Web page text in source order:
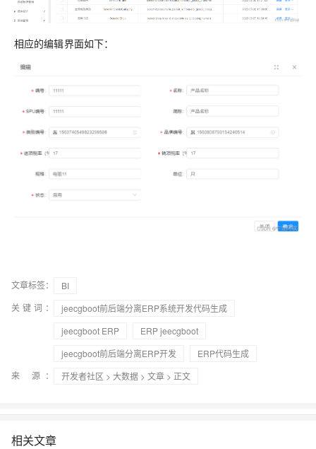
相应的编辑界面如下：
文章标签：
BI
关键词：
jeecgboot前后端分离ERP系统开发代码生成
jeecgboot ERP
ERP jeecgboot
jeecgboot前后端分离ERP开发
ERP代码生成
来 源：
开发者社区 > 大数据 > 文章 > 正文
相关文章